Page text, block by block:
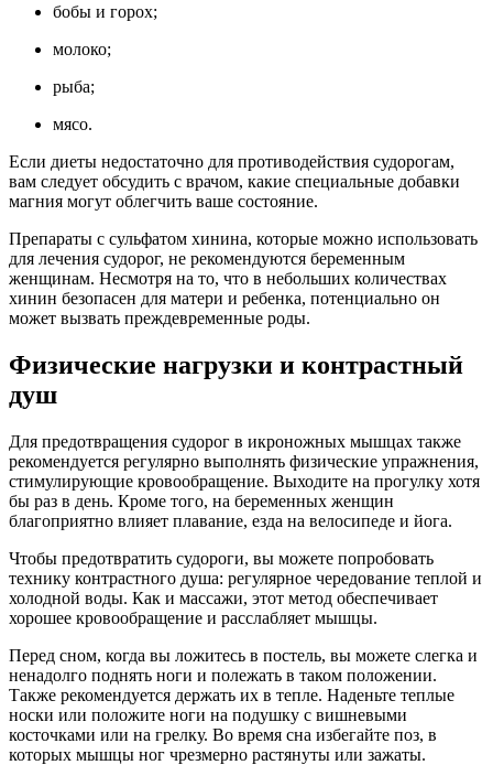
бобы и горох;
молоко;
рыба;
мясо.
Если диеты недостаточно для противодействия судорогам,
вам следует обсудить с врачом, какие специальные добавки
магния могут облегчить ваше состояние.
Препараты с сульфатом хинина, которые можно использовать
для лечения судорог, не рекомендуются беременным
женщинам. Несмотря на то, что в небольших количествах
хинин безопасен для матери и ребенка, потенциально он
может вызвать преждевременные роды.
Физические нагрузки и контрастный
душ
Для предотвращения судорог в икроножных мышцах также
рекомендуется регулярно выполнять физические упражнения,
стимулирующие кровообращение. Выходите на прогулку хотя
бы раз в день. Кроме того, на беременных женщин
благоприятно влияет плавание, езда на велосипеде и йога.
Чтобы предотвратить судороги, вы можете попробовать
технику контрастного душа: регулярное чередование теплой и
холодной воды. Как и массажи, этот метод обеспечивает
хорошее кровообращение и расслабляет мышцы.
Перед сном, когда вы ложитесь в постель, вы можете слегка и
ненадолго поднять ноги и полежать в таком положении.
Также рекомендуется держать их в тепле. Наденьте теплые
носки или положите ноги на подушку с вишневыми
косточками или на грелку. Во время сна избегайте поз, в
которых мышцы ног чрезмерно растянуты или зажаты.